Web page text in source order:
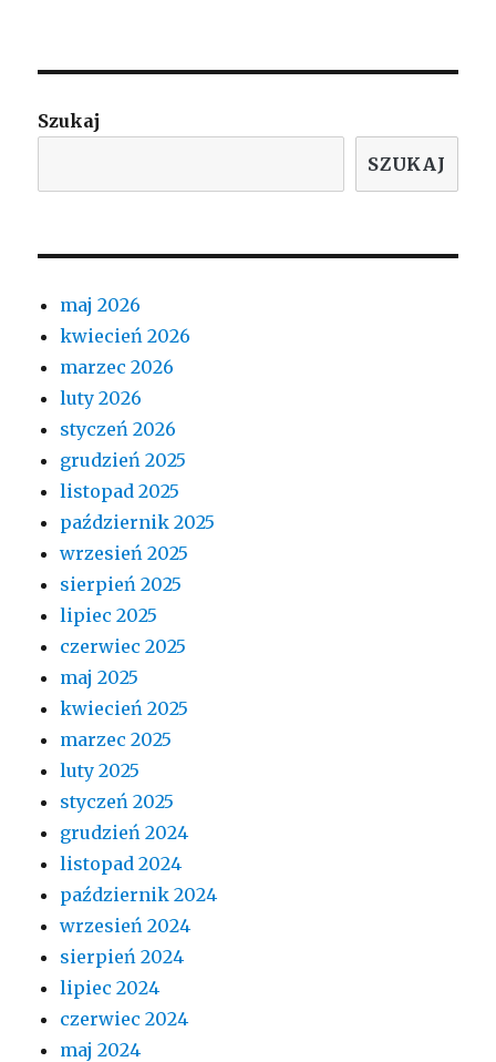
Szukaj
SZUKAJ
maj 2026
kwiecień 2026
marzec 2026
luty 2026
styczeń 2026
grudzień 2025
listopad 2025
październik 2025
wrzesień 2025
sierpień 2025
lipiec 2025
czerwiec 2025
maj 2025
kwiecień 2025
marzec 2025
luty 2025
styczeń 2025
grudzień 2024
listopad 2024
październik 2024
wrzesień 2024
sierpień 2024
lipiec 2024
czerwiec 2024
maj 2024